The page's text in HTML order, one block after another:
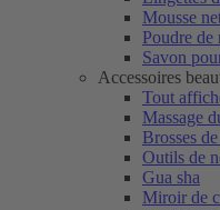
Mousse
Poudre de
Savon
Accessoires
Tout
Massage
Brosses
Outils de
Gua sha
Miroir de